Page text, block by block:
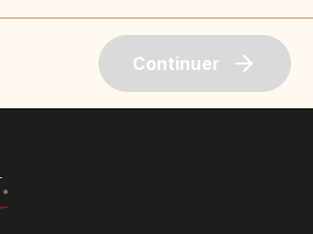
Continuer